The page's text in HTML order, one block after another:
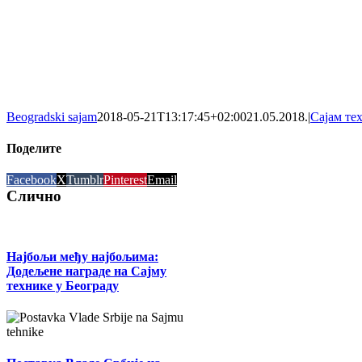
Beogradski sajam2018-05-21T13:17:45+02:0021.05.2018.|Сајам
Поделите
FacebookXTumblrPinterestEmail
Слично
Најбољи међу најбољима:
Додељене награде на Сајму
технике у Београду